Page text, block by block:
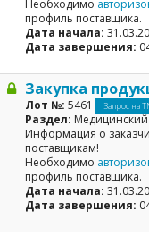
Необходимо
профиль поставщика.
Дата начала:
Дата завершения:
Закупка
Лот №: 5461 Запрос на
Раздел:
Информация о
поставщикам!
Необходимо
профиль поставщика.
Дата начала:
Дата завершения: